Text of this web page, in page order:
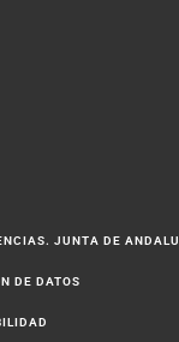
JUNTA DE
DE DATOS